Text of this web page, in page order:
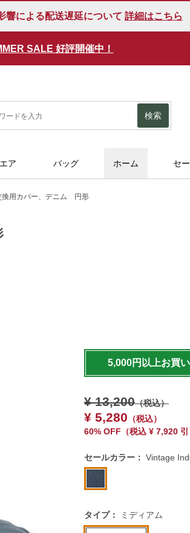
響による配送遅延について 詳細はこちら
SALE 好評開催中！
検索
ア バッグ ホーム セ
換用カバー、デニム 円形
5,000円以上お買
¥ 13,200（税込）
¥ 5,280 （税込）
60% OFF （税込 ¥ 7,920 引
セールカラー： Vintage
タイプ： ミディアム